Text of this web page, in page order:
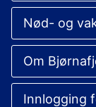
Nød- og
Om
Innlogging